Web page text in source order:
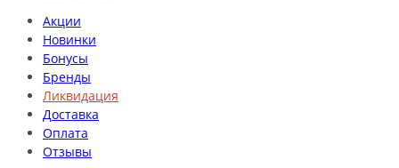
Акции
Новинки
Бонусы
Бренды
Ликвидация
Доставка
Оплата
Отзывы